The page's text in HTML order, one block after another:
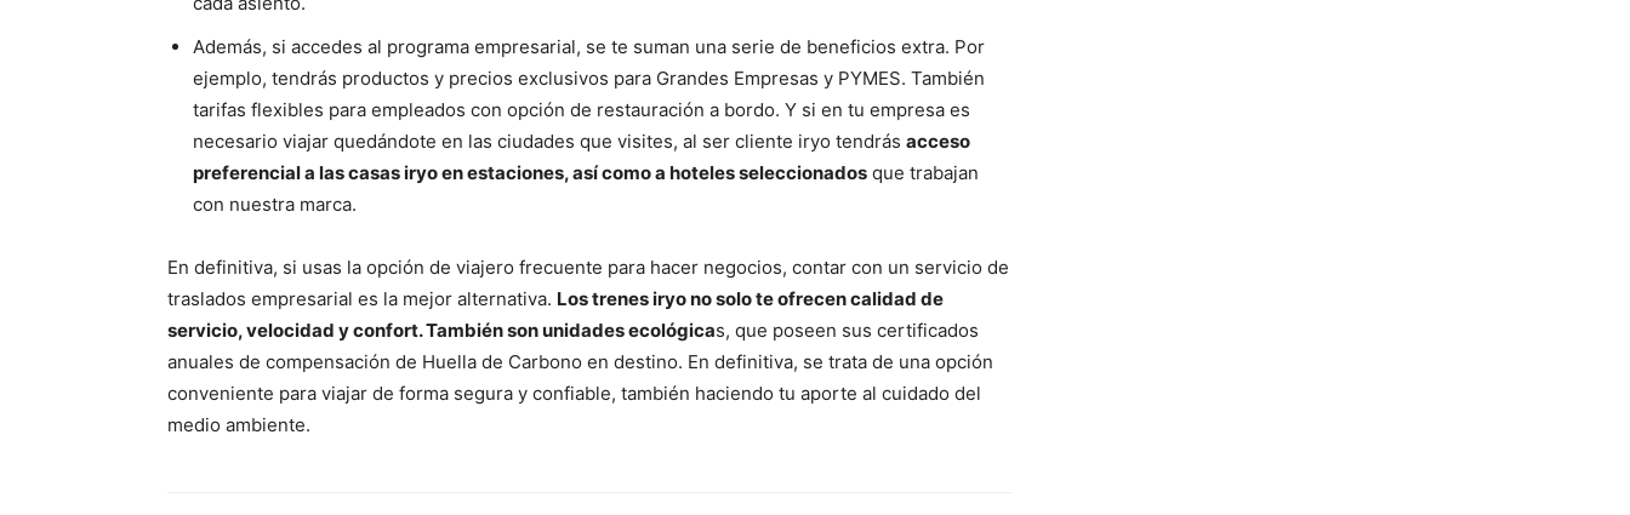
Además, si accedes al programa empresarial, se te suman una serie de beneficios extra. Por
ejemplo, tendrás productos y precios exclusivos para Grandes Empresas y PYMES. También
tarifas flexibles para empleados con opción de restauración a bordo. Y si en tu empresa es
necesario viajar quedándote en las ciudades que visites, al ser cliente iryo tendrás acceso
preferencial a las casas iryo en estaciones, así como a hoteles seleccionados que trabajan
con nuestra marca.
En definitiva, si usas la opción de viajero frecuente para hacer negocios, contar con un servicio de
traslados empresarial es la mejor alternativa. Los trenes iryo no solo te ofrecen calidad de
servicio, velocidad y confort. También son unidades ecológicas, que poseen sus certificados
anuales de compensación de Huella de Carbono en destino. En definitiva, se trata de una opción
conveniente para viajar de forma segura y confiable, también haciendo tu aporte al cuidado del
medio ambiente.